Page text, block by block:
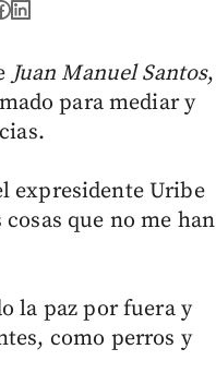
Juan Manuel Santos,
para mediar y
expresidente Uribe
que no me han
la paz por fuera y
como perros y